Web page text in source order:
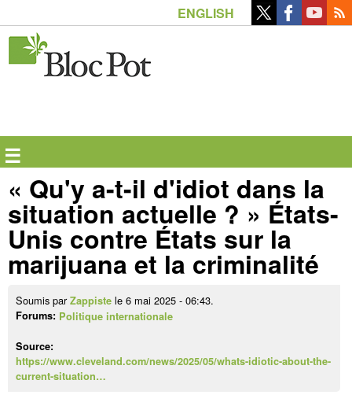
contenu
ENGLISH
☰
« Qu'y a-t-il d'idiot dans la
situation actuelle ? » États-
Unis contre États sur la
marijuana et la criminalité
Soumis parZappiste le 6 mai 2025 - 06:43.
Forums: Politique internationale
Source:
https://www.cleveland.com/news/2025/05/whats-idiotic-about-the-
current-situation…